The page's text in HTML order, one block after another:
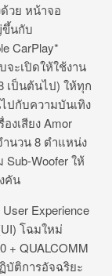
วย หน้าจอ
นกับ
CarPlay*
จะเปิดให้ใช้งาน
เป็นต้นไป) ให้ทุก
ปกับความบันเทิง
งเสียง Amor
ำนวน 8 ตำแหน่ง
Sub-Woofer ให้
คัน
Experience
โฉมใหม่
+ QUALCOMM
บัติการอัจฉริยะ